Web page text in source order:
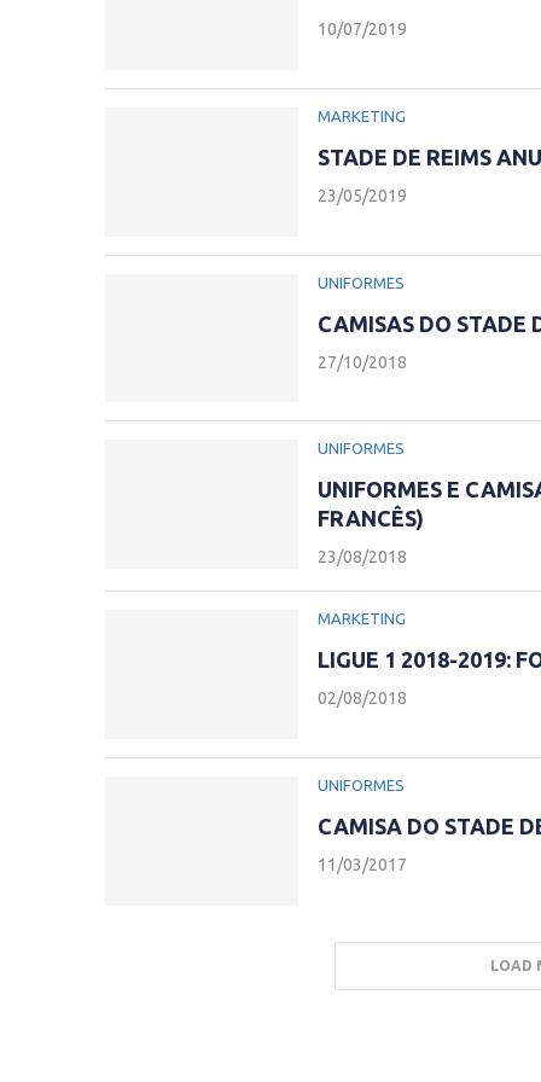
10/07/2019
MARKETING
STADE DE REIMS
23/05/2019
UNIFORMES
CAMISAS DO STADE
27/10/2018
UNIFORMES
UNIFORMES E
FRANCÊS)
23/08/2018
MARKETING
LIGUE 1 2018-2019:
02/08/2018
UNIFORMES
CAMISA DO STADE
11/03/2017
LOAD